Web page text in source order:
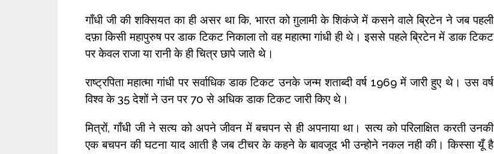
गाँधी जी की शक्सियत का ही असर था कि, भारत को ग़ुलामी के शिकंजे में कसने वाले ब्रिटेन ने जब पहली
दफ़ा किसी महापुरुष पर डाक टिकट निकाला तो वह महात्मा गांधी ही थे। इससे पहले ब्रिटेन में डाक टिकट
पर केवल राजा या रानी के ही चित्र छापे जाते थे।
राष्ट्रपिता महात्मा गांधी पर सर्वाधिक डाक टिकट उनके जन्म शताब्दी वर्ष 1969 में जारी हुए थे। उस वर्ष
विश्व के 35 देशों ने उन पर 70 से अधिक डाक टिकट जारी किए थे।
मित्रों, गाँधी जी ने सत्य को अपने जीवन में बचपन से ही अपनाया था। सत्य को परिलाक्षित करती उनकी
एक बचपन की घटना याद आती है जब टीचर के कहने के बावजूद भी उन्होने नकल नही की। किस्सा यूँ है